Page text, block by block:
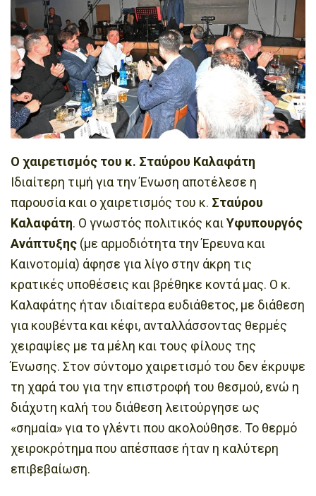
Ο χαιρετισμός του κ. Σταύρου Καλαφάτη
Ιδιαίτερη τιμή για την Ένωση αποτέλεσε η
παρουσία και ο χαιρετισμός του κ. Σταύρου
Καλαφάτη. Ο γνωστός πολιτικός καιΥφυπουργός
Ανάπτυξης (με αρμοδιότητα την Έρευνα και
Καινοτομία) άφησε για λίγο στην άκρη τις
κρατικές υποθέσεις και βρέθηκε κοντά μας. Ο κ.
Καλαφάτης ήταν ιδιαίτερα ευδιάθετος, με διάθεση
για κουβέντα και κέφι, ανταλλάσσοντας θερμές
χειραψίες με τα μέλη και τους φίλους της
Ένωσης. Στον σύντομο χαιρετισμό του δεν έκρυψε
τη χαρά του για την επιστροφή του θεσμού, ενώ η
διάχυτη καλή του διάθεση λειτούργησε ως
«σημαία» για το γλέντι που ακολούθησε. Το θερμό
χειροκρότημα που απέσπασε ήταν η καλύτερη
επιβεβαίωση.